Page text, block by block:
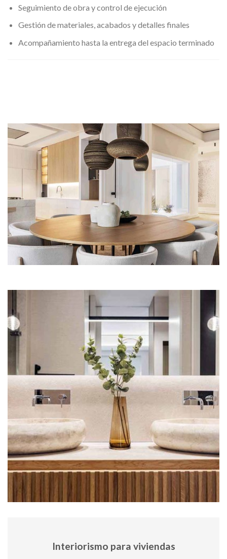
Seguimiento de obra y control de ejecución
Gestión de materiales, acabados y detalles finales
Acompañamiento hasta la entrega del espacio terminado
Interiorismo para viviendas